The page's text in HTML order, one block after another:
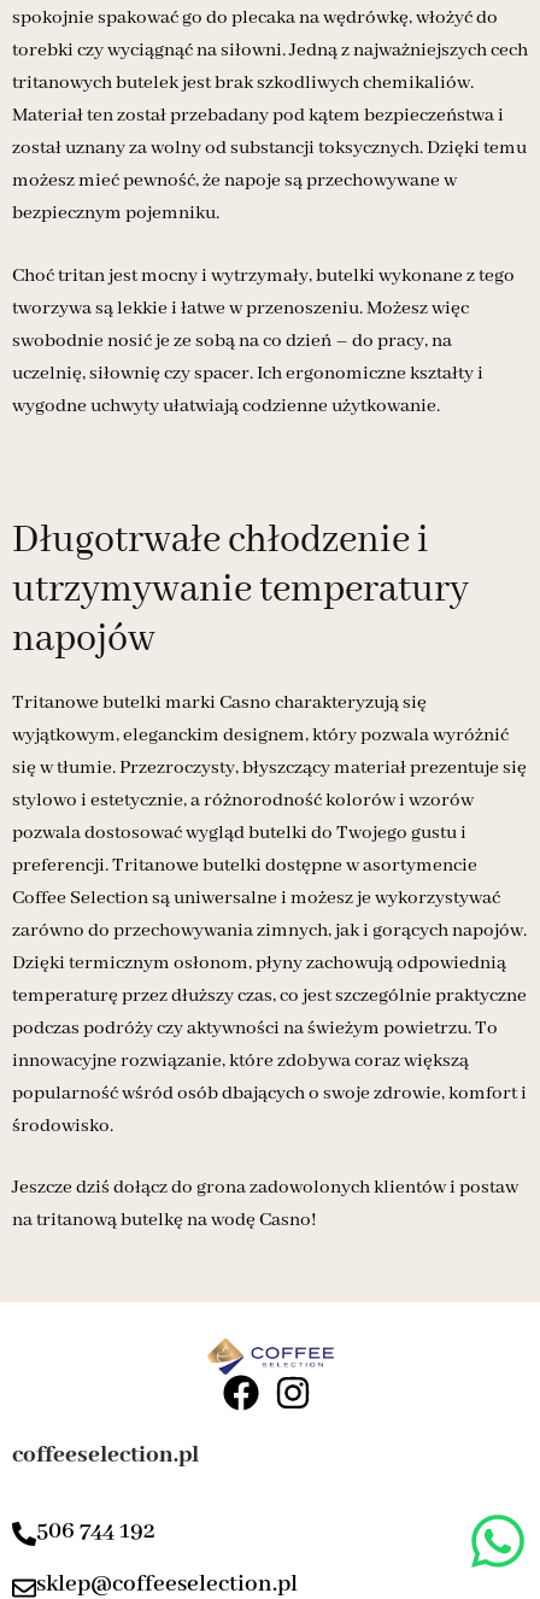
spokojnie spakować go do plecaka na wędrówkę, włożyć do
torebki czy wyciągnąć na siłowni. Jedną z najważniejszych cech
tritanowych butelek jest brak szkodliwych chemikaliów.
Materiał ten został przebadany pod kątem bezpieczeństwa i
został uznany za wolny od substancji toksycznych. Dzięki temu
możesz mieć pewność, że napoje są przechowywane w
bezpiecznym pojemniku.
Choć tritan jest mocny i wytrzymały, butelki wykonane z tego
tworzywa są lekkie i łatwe w przenoszeniu. Możesz więc
swobodnie nosić je ze sobą na co dzień – do pracy, na
uczelnię, siłownię czy spacer. Ich ergonomiczne kształty i
wygodne uchwyty ułatwiają codzienne użytkowanie.
Długotrwałe chłodzenie i
utrzymywanie temperatury
napojów
Tritanowe butelki marki Casno charakteryzują się
wyjątkowym, eleganckim designem, który pozwala wyróżnić
się w tłumie. Przezroczysty, błyszczący materiał prezentuje się
stylowo i estetycznie, a różnorodność kolorów i wzorów
pozwala dostosować wygląd butelki do Twojego gustu i
preferencji. Tritanowe butelki dostępne w asortymencie
Coffee Selection są uniwersalne i możesz je wykorzystywać
zarówno do przechowywania zimnych, jak i gorących napojów.
Dzięki termicznym osłonom, płyny zachowują odpowiednią
temperaturę przez dłuższy czas, co jest szczególnie praktyczne
podczas podróży czy aktywności na świeżym powietrzu. To
innowacyjne rozwiązanie, które zdobywa coraz większą
popularność wśród osób dbających o swoje zdrowie, komfort i
środowisko.
Jeszcze dziś dołącz do grona zadowolonych klientów i postaw
na tritanową butelkę na wodę Casno!
coffeeselection.pl
506 744 192
sklep@coffeeselection.pl